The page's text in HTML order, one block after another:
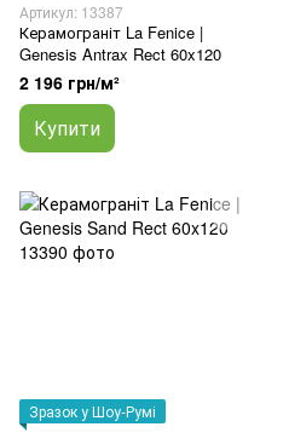
Артикул: 13387
Керамограніт La Fenice |
Genesis Antrax Rect 60x120
2 196 грн/м²
Купити
Зразок у Шоу-Румі